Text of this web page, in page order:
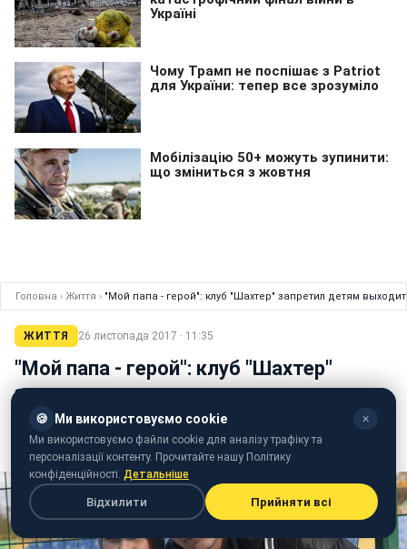
Головна › Життя › "Мой папа - герой": клуб "Шахтер" запретил детям
ЖИТТЯ 26 листопада 2017 · 11:35
"Мой папа - герой": клуб "Шахтер"
запретил детям выходить в
футболках в поддержку бойцов АТО
В украинской Премьер-лиге разгорелся скандал
🍪 Ми використовуємо cookie ✕
Ми використовуємо файли cookie для аналізу трафіку та
персоналізації контенту. Прочитайте нашу Політику
конфіденційності. Детальніше
Відхилити Прийняти всі